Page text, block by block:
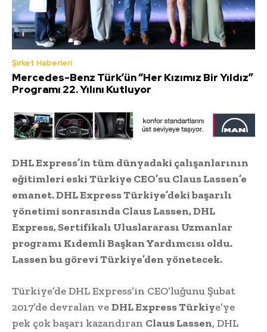
Şirket Haberleri
Mercedes-Benz Türk’ün “Her Kızımız Bir Yıldız”
Programı 22. Yılını Kutluyor
DHL Express’in tüm dünyadaki çalışanlarının
eğitimleri eski Türkiye CEO’su Claus Lassen’e
emanet. DHL Express Türkiye’deki başarılı
yönetimi sonrasında Claus Lassen, DHL
Express, Sertifikalı Uluslararası Uzmanlar
programı Kıdemli Başkan Yardımcısı oldu.
Lassen bu görevi Türkiye’den yönetecek.
Türkiye’de DHL Express’in CEO’luğunu Şubat
2017’de devralan veDHL Express Türkiye’ye
pek çok başarı kazandıran Claus Lassen, DHL